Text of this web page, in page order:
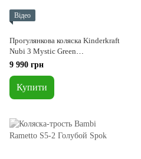
Відео
Прогулянкова коляска Kinderkraft
Nubi 3 Mystic Green
(KSNUBI03GRE0000)
9 990 грн
Купити